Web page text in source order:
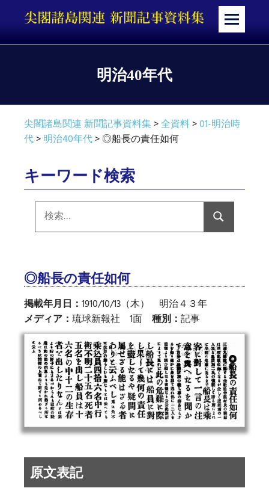
テ
メ
明治40年代
尖閣諸島関連 新聞記事資料集>全資料>01-明治時
代>明治40年代>◎船長の責任如何
キーワード検索
索:
検
索
◎船長の責任如何
掲載年月日： 1910/10/13（木） 明治４３年
メディア： 琉球新報社 1面 種別： 記事
原文表記